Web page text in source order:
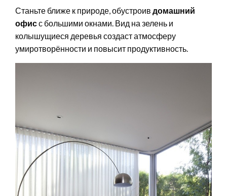
Станьте ближе к природе, обустроив домашний
офисс большими окнами. Вид на зелень и
колышущиеся деревья создаст атмосферу
умиротворённости и повысит продуктивность.